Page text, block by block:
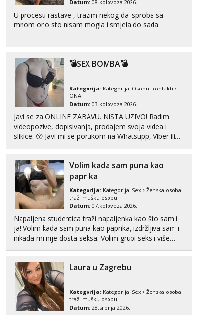
Datum: 08.kolovoza 2026.
U procesu rastave , trazim nekog da isproba sa
mnom ono sto nisam mogla i smjela do sada
💣SEX BOMBA💣
Kategorija: Kategorija: Osobni kontakti
ONA
Datum: 03.kolovoza 2026.
Javi se za ONLINE ZABAVU. NISTA UZIVO! Radim
videopozive, dopisivanja, prodajem svoja videa i
slikice. 😚 Javi mi se porukom na Whatsupp, Viber ili
Volim kada sam puna kao
paprika
Kategorija: Kategorija: Sex
Ženska osoba
traži mušku osobu
Datum: 07.kolovoza 2026.
Napaljena studentica traži napaljenka kao što sam i
ja! Volim kada sam puna kao paprika, izdržljiva sam i
nikada mi nije dosta seksa. Volim grubi seks i više
cekam te!
Laura u Zagrebu
Kategorija: Kategorija: Sex
Ženska osoba
traži mušku osobu
Datum: 28.srpnja 2026.